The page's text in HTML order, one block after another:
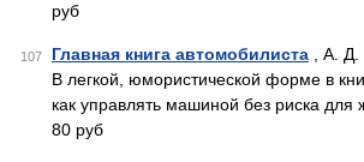
руб
107 Главная книга автомобилиста , А.
В легкой, юмористической форме в
как управлять машиной без риска для
80 руб